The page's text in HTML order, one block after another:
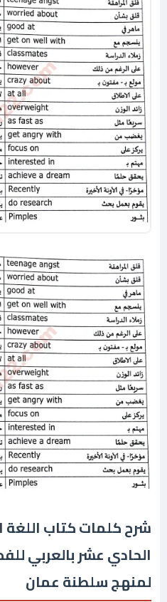
شرح كلمات كتاب اللغة
الحادي عشر بالعربي
لمنهج سلطنة عمان